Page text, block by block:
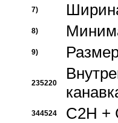
7)
8)
9)
235220
344524 C2H +